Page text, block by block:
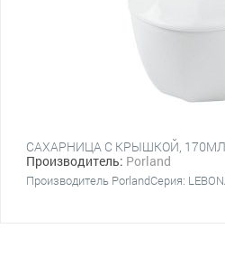
САХАРНИЦА С КРЫШКОЙ,
Производитель: Porland
Производитель PorlandСерия: